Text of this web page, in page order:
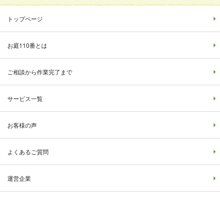
トップページ
お庭110番とは
ご相談から作業完了まで
サービス一覧
お客様の声
よくあるご質問
運営企業